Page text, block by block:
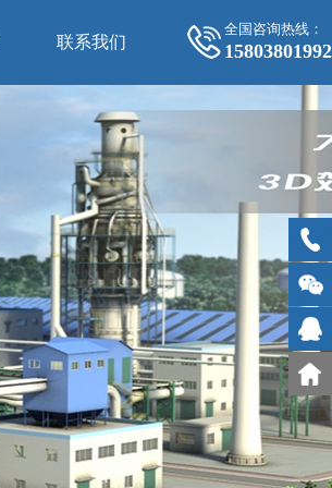
全国咨询热线：
15803801992
联系我们